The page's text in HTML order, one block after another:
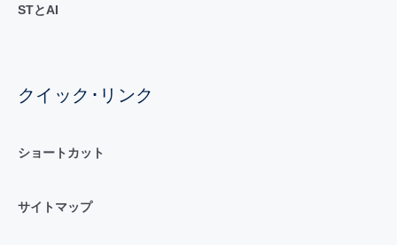
STとAI
クイック･リンク
ショートカット
サイトマップ